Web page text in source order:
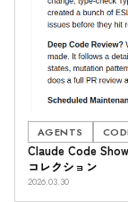
AGENTS
Claude Code
コレクション
2026.03.30